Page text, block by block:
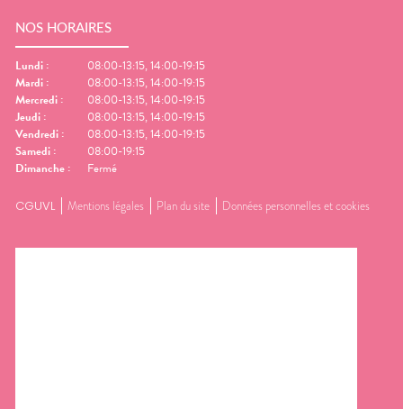
NOS HORAIRES
Lundi :
08:00-13:15, 14:00-19:15
Mardi :
08:00-13:15, 14:00-19:15
Mercredi :
08:00-13:15, 14:00-19:15
Jeudi :
08:00-13:15, 14:00-19:15
Vendredi :
08:00-13:15, 14:00-19:15
Samedi :
08:00-19:15
Dimanche : Fermé
CGUVL Mentions légales Plan du site Données personnelles et cookies